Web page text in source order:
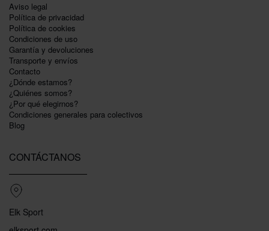
Aviso legal
Política de privacidad
Polí­tica de cookies
Condiciones de uso
Garantí­a y devoluciones
Transporte y envíos
Contacto
¿Dónde estamos?
¿Quiénes somos?
¿Por qué elegirnos?
Condiciones generales para colectivos
Blog
CONTÁCTANOS
Elk Sport